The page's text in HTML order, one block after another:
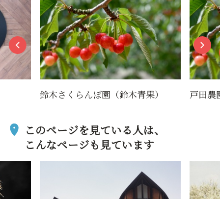
鈴木さくらんぼ園（鈴木青果） 戸田農
このページを見ている人は、
こんなページも見ています